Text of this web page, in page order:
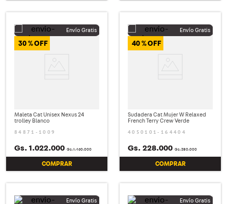
30 %
Maleta Cat Unisex Nexus 24
trolley Blanco
84871-1009
Gs.1.460.000
Gs. 1.022.000
COMPRAR
40 %
Sudadera Cat Mujer W Relaxed
French Terry Crew Verde
4050101-164404
Gs.380.000
Gs. 228.000
COMPRAR